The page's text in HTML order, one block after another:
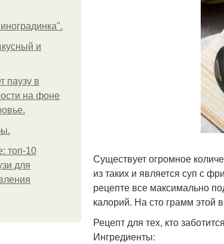
и
паузу в
на фоне
топ-10
для
Существует огромное
из таких и является суп с
рецепте все максимально
калорий. На сто грамм этой
Рецепт для тех, кто
Ингредиенты: